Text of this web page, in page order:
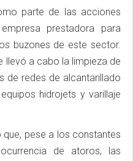
parte de las acciones
prestadora para
buzones de este sector.
llevó a cabo la limpieza de
de redes de alcantarillado
hidrojets y varillaje
que, pese a los constantes
de atoros, las